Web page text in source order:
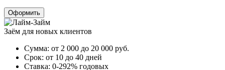
Оформить
Заём для новых клиентов
Сумма: от 2 000 до 20 000 руб.
Срок: от 10 до 40 дней
Ставка: 0-292% годовых